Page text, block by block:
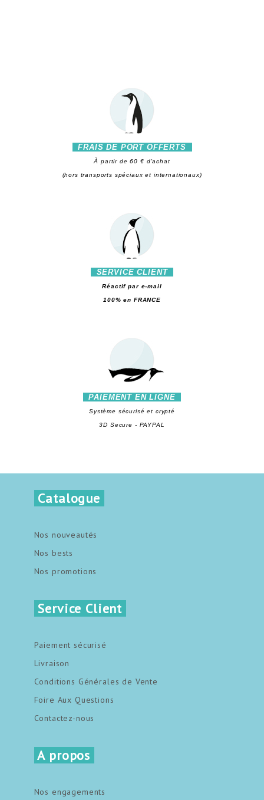
FRAIS DE PORT OFFERTS
À partir de 60 € d'achat
(hors transports spéciaux et internationaux)
SERVICE CLIENT
Réactif par e-mail
100% en FRANCE
PAIEMENT EN LIGNE
Système sécurisé et crypté
3D Secure - PAYPAL
Catalogue
Nos nouveautés
Nos bests
Nos promotions
Service Client
Paiement sécurisé
Livraison
Conditions Générales de Vente
Foire Aux Questions
Contactez-nous
A propos
Nos engagements